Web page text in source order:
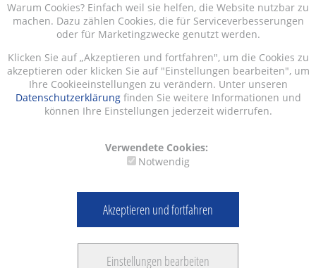
Warum Cookies? Einfach weil sie helfen, die Website nutzbar zu
machen. Dazu zählen Cookies, die für Serviceverbesserungen
oder für Marketingzwecke genutzt werden.
Klicken Sie auf „Akzeptieren und fortfahren", um die Cookies zu
akzeptieren oder klicken Sie auf "Einstellungen bearbeiten", um
Ihre Cookieeinstellungen zu verändern. Unter unseren
Datenschutzerklärungfinden Sie weitere Informationen und
können Ihre Einstellungen jederzeit widerrufen.
Verwendete Cookies:
Notwendig
Akzeptieren und fortfahren
Einstellungen bearbeiten